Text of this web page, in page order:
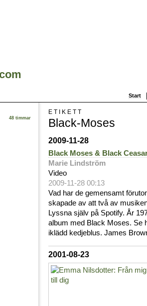
Start
48 timmar
ETIKETT
Black-Moses
2009-11-28
Black Moses & Black
Marie Lindström
Video
2009-11-28 00:13
Vad har de gemensamt
skapade av att två av
Lyssna själv på Spotify. År
album med Black Moses. Se
iklädd kedjeblus. James
2001-08-23